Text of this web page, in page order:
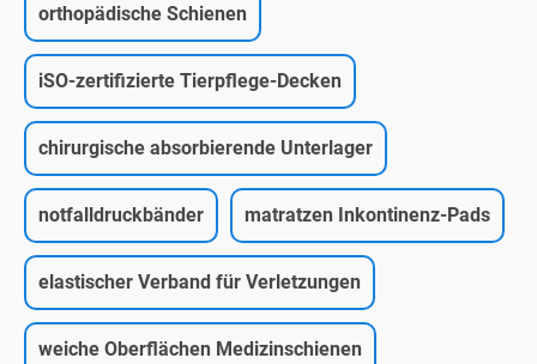
orthopädische Schienen
iSO-zertifizierte Tierpflege-Decken
chirurgische absorbierende Unterlager
notfalldruckbänder matratzen Inkontinenz-Pads
elastischer Verband für Verletzungen
weiche Oberflächen Medizinschienen